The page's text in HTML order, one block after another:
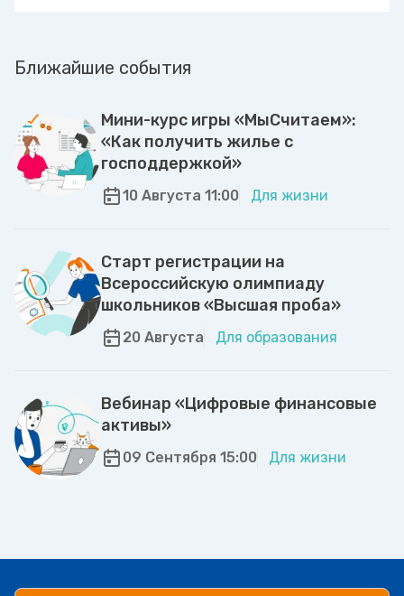
Ближайшие события
Мини-курс игры «МыСчитаем»:
«Как получить жилье с
господдержкой»
10 Августа 11:00 Для жизни
Старт регистрации на
Всероссийскую олимпиаду
школьников «Высшая проба»
20 Августа Для образования
Вебинар «Цифровые финансовые
активы»
09 Сентября 15:00 Для жизни